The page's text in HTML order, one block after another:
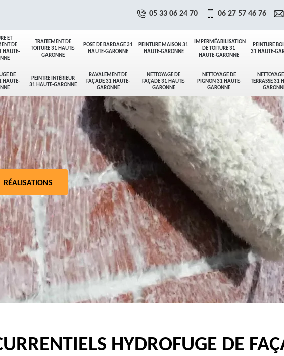
ET
DE
HAUTE-
TRAITEMENT DE
TOITURE 31 HAUTE-
GARONNE
POSE DE BARDAGE 31
HAUTE-GARONNE
PEINTURE MAISON 31
HAUTE-GARONNE
IMPERMÉABILISATION
DE TOITURE 31
HAUTE-GARONNE
PEINTURE
31 HAUTE-
DE
HAUTE-
PEINTRE INTÉRIEUR
31 HAUTE-GARONNE
RAVALEMENT DE
FAÇADE 31 HAUTE-
GARONNE
NETTOYAGE DE
FAÇADE 31 HAUTE-
GARONNE
NETTOYAGE DE
PIGNON 31 HAUTE-
GARONNE
TERRASSE 31
05 33 06 24 70 06 27 57 46 76
RÉALISATIONS
HYDROFUGE DE